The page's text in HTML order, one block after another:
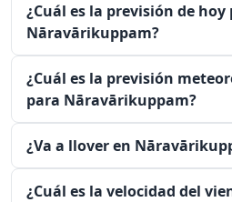
¿Cuál es la previsión de hoy
Nāravārikuppam?
¿Cuál es la previsión
para Nāravārikuppam?
¿Va a llover en
¿Cuál es la velocidad del